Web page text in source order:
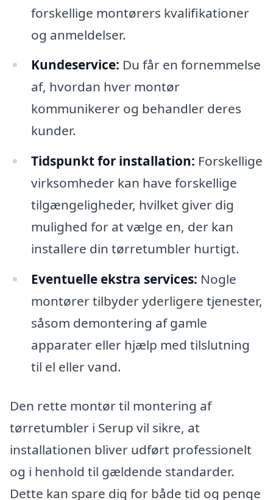
forskellige montørers kvalifikationer
og anmeldelser.
Kundeservice: Du får en fornemmelse
af, hvordan hver montør
kommunikerer og behandler deres
kunder.
Tidspunkt for installation: Forskellige
virksomheder kan have forskellige
tilgængeligheder, hvilket giver dig
mulighed for at vælge en, der kan
installere din tørretumbler hurtigt.
Eventuelle ekstra services: Nogle
montører tilbyder yderligere tjenester,
såsom demontering af gamle
apparater eller hjælp med tilslutning
til el eller vand.
Den rette montør til montering af
tørretumbler i Serup vil sikre, at
installationen bliver udført professionelt
og i henhold til gældende standarder.
Dette kan spare dig for både tid og penge